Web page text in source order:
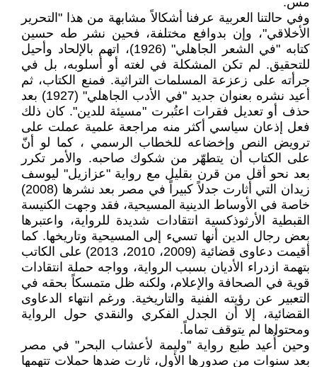
وفي حالتنا العربية عرفنا أشكالاً مشابهة من هذا "التحرير
الأخلاقي"، وإن بدوافع مختلفة، فحين نشر طه حسين
كتابه "في الشعر الجاهلي" (1926)، اتهم بالإلحاد وأحيل
للتحقيق. لم تكن المشكلة في لغته أو أسلوبه، بل في
جرأته على زعزعة المسلمات التراثية. فمنع الكتاب، ثم
أعيد نشره بعنوان جديد "في الأدب الجاهلي" (1927) بعد
حذف أو تعديل فقرات اعتُبرت "مسيئة للدين". كان ذلك
فعل إذعان سياسي أكثر منه مراجعة علمية عملت على
ترويض النص وإخضاعه للخطاب الرسمي ، كما لو أنّ
على الكتاب أن يتطهّر من شكوك صاحبه. والأمر تكرر
بعد نحو أقل من قرن بقليل مع رواية "عزازيل" ليوسف
زيدان التي أثارت جدلاً كبيراً في مصر بعد نشرها (2008)
خاصة في الأوساط الدينية المسيحية، فقد وجهت الكنيسة
القبطية الأرثوذكسية انتقادات شديدة للرواية، واعتبرها
بعض رجال الدين أنها تسيء إلى المسيحية وتاريخها. كما
أقيمت دعاوى قضائية (2009، 2010، 2013) على الكاتب
بتهمة ازدراء الأديان بسبب الرواية، وواجه حملة انتقادات
قوية في الصحافة والإعلام، ولكنه ظل متمسكاً بحقه في
التعبير عن رؤيته الفنية والتاريخية. ورغم انتهاء الدعاوى
القضائية، إلا أن الجدل الفكري والنقدي حول الرواية
ومحتواها لم يتوقف تماماً.
وحين أُعيد طبع رواية "وليمة لأعشاب البحر" في مصر
بعد سنوات من صدورها الأول، ثارت ضدها حملات تتهمها